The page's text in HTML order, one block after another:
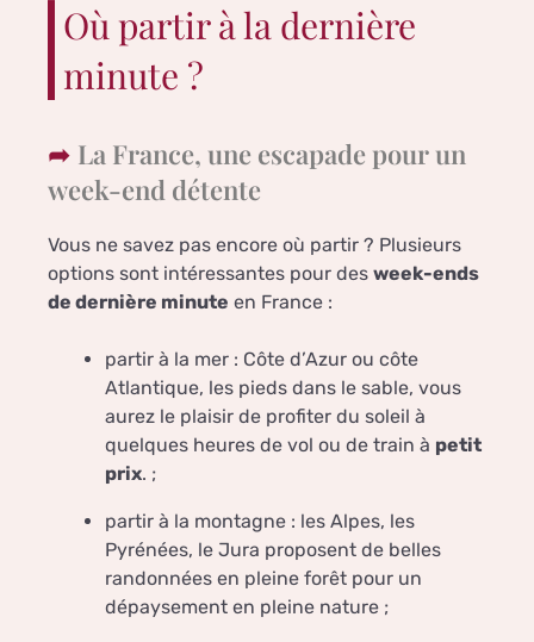
Où partir à la dernière
minute ?
La France, une escapade pour un
week-end détente
Vous ne savez pas encore où partir ? Plusieurs
options sont intéressantes pour des week-ends
de dernière minute en France :
partir à la mer : Côte d’Azur ou côte
Atlantique, les pieds dans le sable, vous
aurez le plaisir de profiter du soleil à
quelques heures de vol ou de train à petit
prix. ;
partir à la montagne : les Alpes, les
Pyrénées, le Jura proposent de belles
randonnées en pleine forêt pour un
dépaysement en pleine nature ;